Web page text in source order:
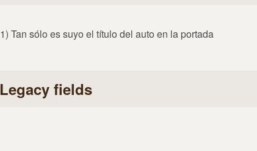
1) Tan sólo es suyo el título del auto en la portada
Legacy fields